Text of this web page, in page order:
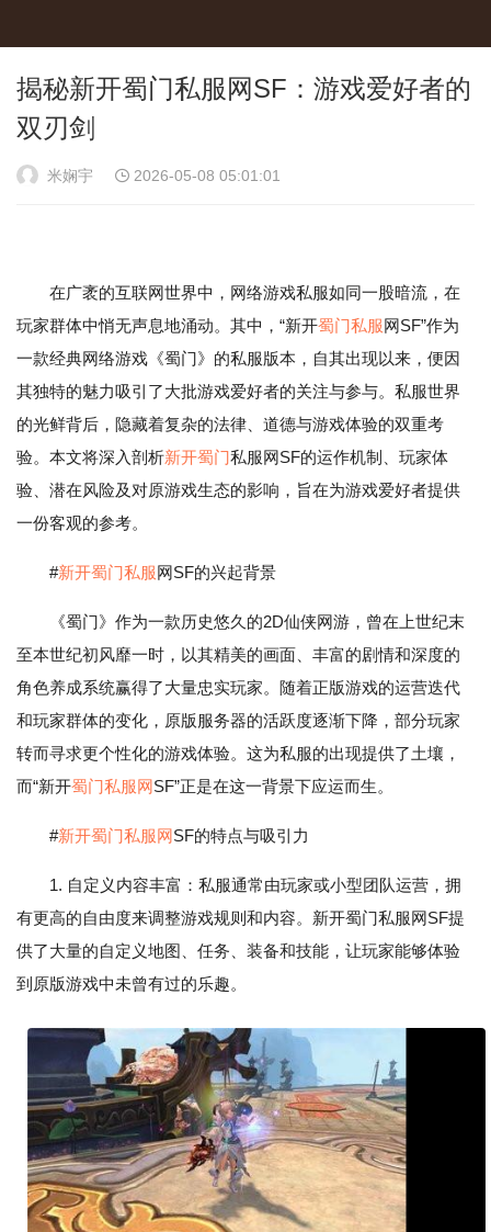
揭秘新开蜀门私服网SF：游戏爱好者的
双刃剑
米娴宇 2026-05-08 05:01:01
在广袤的互联网世界中，网络游戏私服如同一股暗流，在
玩家群体中悄无声息地涌动。其中，“新开蜀门私服网SF”作为
一款经典网络游戏《蜀门》的私服版本，自其出现以来，便因
其独特的魅力吸引了大批游戏爱好者的关注与参与。私服世界
的光鲜背后，隐藏着复杂的法律、道德与游戏体验的双重考
验。本文将深入剖析新开蜀门私服网SF的运作机制、玩家体
验、潜在风险及对原游戏生态的影响，旨在为游戏爱好者提供
一份客观的参考。
#新开蜀门私服网SF的兴起背景
《蜀门》作为一款历史悠久的2D仙侠网游，曾在上世纪末
至本世纪初风靡一时，以其精美的画面、丰富的剧情和深度的
角色养成系统赢得了大量忠实玩家。随着正版游戏的运营迭代
和玩家群体的变化，原版服务器的活跃度逐渐下降，部分玩家
转而寻求更个性化的游戏体验。这为私服的出现提供了土壤，
而“新开蜀门私服网SF”正是在这一背景下应运而生。
#新开蜀门私服网SF的特点与吸引力
1. 自定义内容丰富：私服通常由玩家或小型团队运营，拥
有更高的自由度来调整游戏规则和内容。新开蜀门私服网SF提
供了大量的自定义地图、任务、装备和技能，让玩家能够体验
到原版游戏中未曾有过的乐趣。